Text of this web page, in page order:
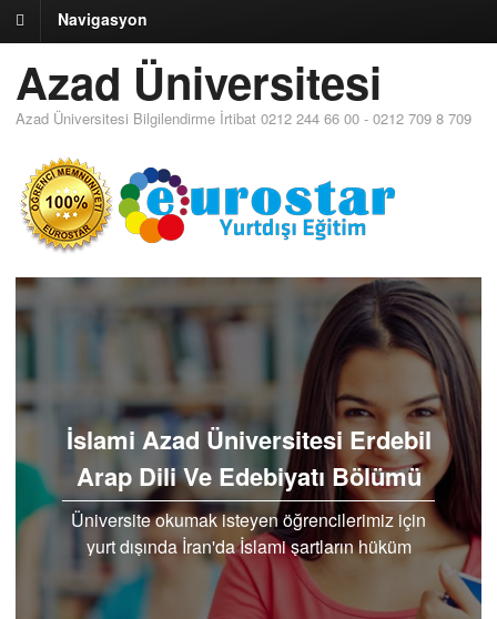
Navigasyon
Azad Üniversitesi
Azad Üniversitesi Bilgilendirme İrtibat 0212 244 66 00 - 0212 709 8 709
İslami Azad Üniversitesi Erdebil
Arap Dili Ve Edebiyatı Bölümü
Üniversite okumak isteyen öğrencilerimiz için
yurt dışında İran'da İslami şartların hüküm
sürdüğü saygın bir üniversitede okumak artık...